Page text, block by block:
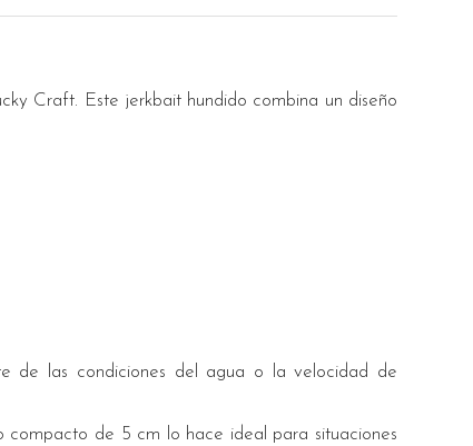
Craft. Este jerkbait hundido combina un diseño
de las condiciones del agua o la velocidad de
compacto de 5 cm lo hace ideal para situaciones